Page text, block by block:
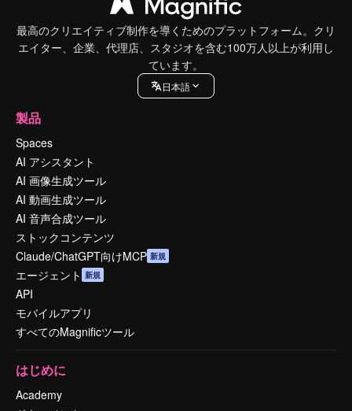
最高のクリエイティブ制作を導くためのプラットフォーム。クリ
エイター、企業、代理店、スタジオを含む100万人以上が利用し
ています。
日本語
製品
Spaces
AI アシスタント
AI 画像生成ツール
AI 動画生成ツール
AI 音声合成ツール
ストックコンテンツ
Claude/ChatGPT向けMCP 新規
エージェント 新規
API
モバイルアプリ
すべてのMagnificツール
はじめに
Academy